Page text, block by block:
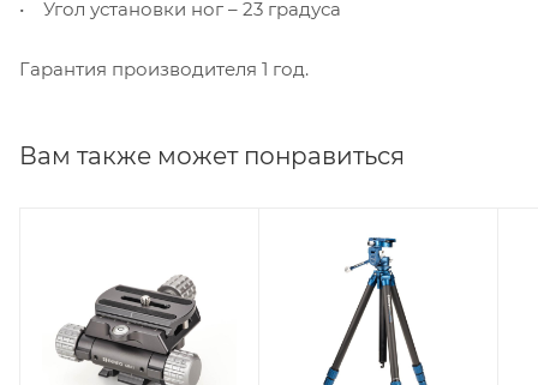
• Угол установки ног – 23 градуса
Гарантия производителя 1 год.
Вам также может понравиться